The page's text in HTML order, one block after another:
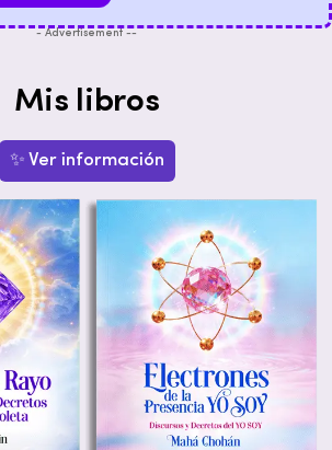
- Advertisement --
Mis libros
✨ Ver información